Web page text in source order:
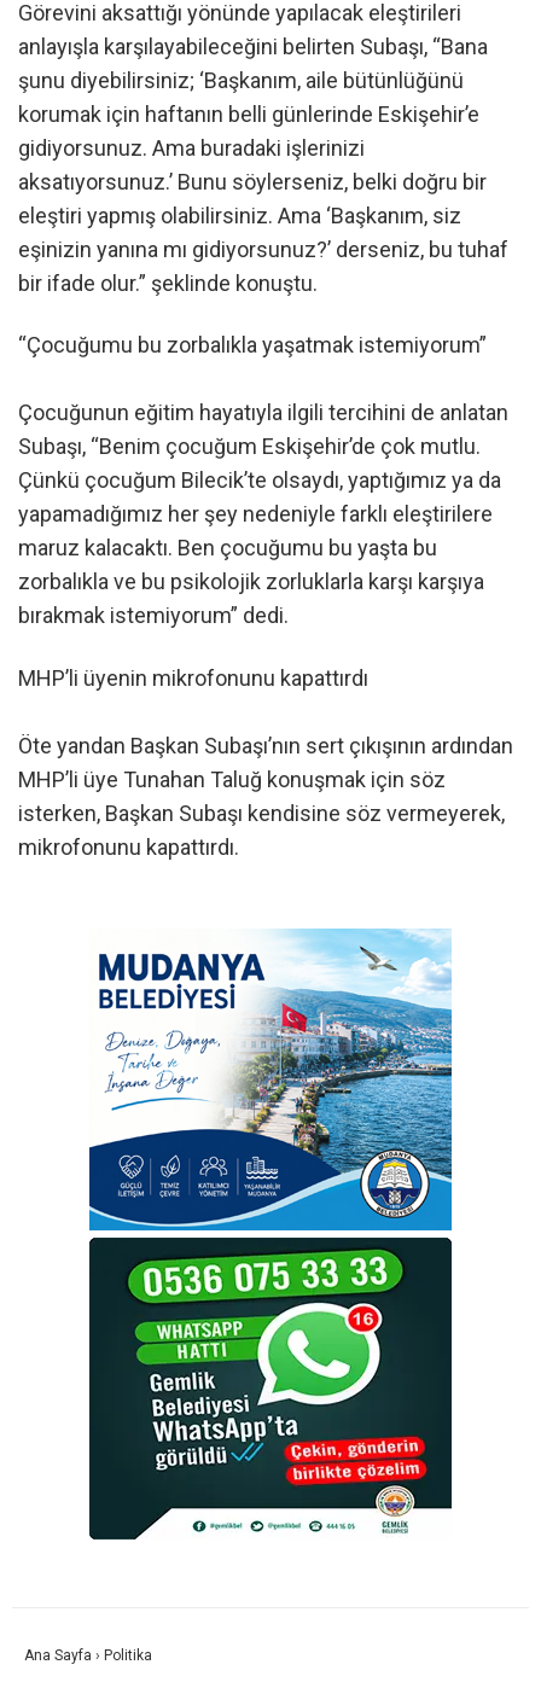
Görevini aksattığı yönünde yapılacak eleştirileri
anlayışla karşılayabileceğini belirten Subaşı, “Bana
şunu diyebilirsiniz; ‘Başkanım, aile bütünlüğünü
korumak için haftanın belli günlerinde Eskişehir’e
gidiyorsunuz. Ama buradaki işlerinizi
aksatıyorsunuz.’ Bunu söylerseniz, belki doğru bir
eleştiri yapmış olabilirsiniz. Ama ‘Başkanım, siz
eşinizin yanına mı gidiyorsunuz?’ derseniz, bu tuhaf
bir ifade olur.” şeklinde konuştu.
“Çocuğumu bu zorbalıkla yaşatmak istemiyorum”
Çocuğunun eğitim hayatıyla ilgili tercihini de anlatan
Subaşı, “Benim çocuğum Eskişehir’de çok mutlu.
Çünkü çocuğum Bilecik’te olsaydı, yaptığımız ya da
yapamadığımız her şey nedeniyle farklı eleştirilere
maruz kalacaktı. Ben çocuğumu bu yaşta bu
zorbalıkla ve bu psikolojik zorluklarla karşı karşıya
bırakmak istemiyorum” dedi.
MHP’li üyenin mikrofonunu kapattırdı
Öte yandan Başkan Subaşı’nın sert çıkışının ardından
MHP’li üye Tunahan Taluğ konuşmak için söz
isterken, Başkan Subaşı kendisine söz vermeyerek,
mikrofonunu kapattırdı.
Ana Sayfa › Politika